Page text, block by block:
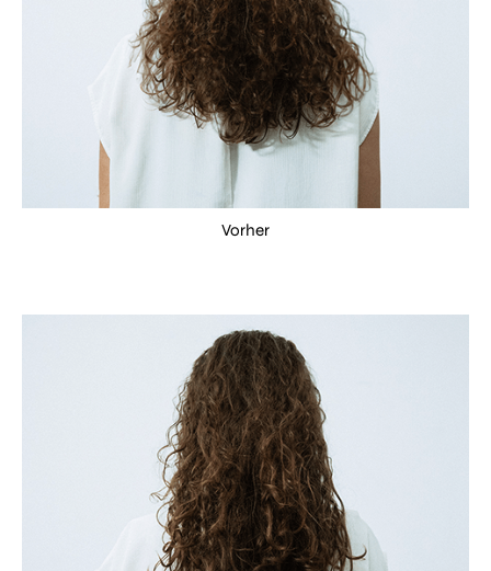
Vorher